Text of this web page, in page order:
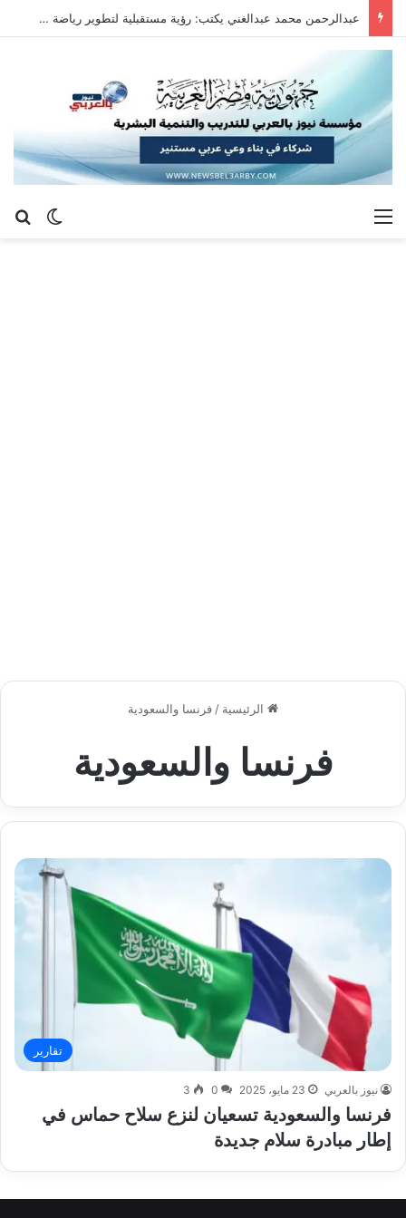
عبدالرحمن محمد عبدالغني يكتب: رؤية مستقبلية لتطوير رياضة سلاح الشيش في جمهورية مصر العربية
الوضع القائمة
الرئيسية /فرنسا والسعودية
فرنسا والسعودية
تقارير
نيوز بالعربي 23 مايو، 2025 0
3
فرنسا والسعودية تسعيان لنزع سلاح حماس في
إطار مبادرة سلام جديدة